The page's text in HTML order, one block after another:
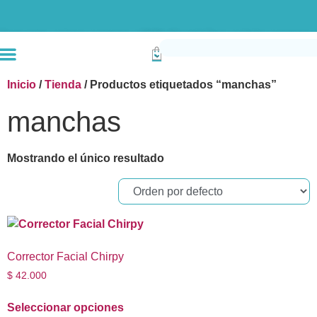
Inicio /Tienda / Productos etiquetados “manchas”
manchas
Mostrando el único resultado
Corrector Facial Chirpy
$ 42.000
Seleccionar opciones